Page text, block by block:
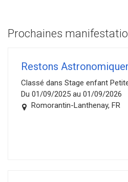
Prochaines
Restons
Classé dans Stage enfant
Du 01/09/2025 au 01/09/2026
Romorantin-Lanthenay, FR